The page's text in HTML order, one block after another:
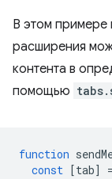
В этом примере
расширения
контента в
помощью
function
const [tab] =